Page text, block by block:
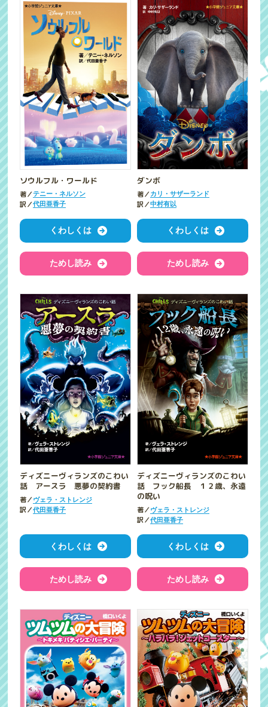
ソウルフル・ワールド
著／テニー・ネルソン
訳／代田亜香子
くわしくは
ためし読み
ダンボ
著／カリ・サザーランド
訳／中村有以
くわしくは
ためし読み
ディズニーヴィランズのこわい
話 アースラ 悪夢の契約書
著／ヴェラ・ストレンジ
訳／代田亜香子
くわしくは
ためし読み
ディズニーヴィランズのこわい
話 フック船長 １２歳、永遠
の呪い
著／ヴェラ・ストレンジ
訳／代田亜香子
くわしくは
ためし読み